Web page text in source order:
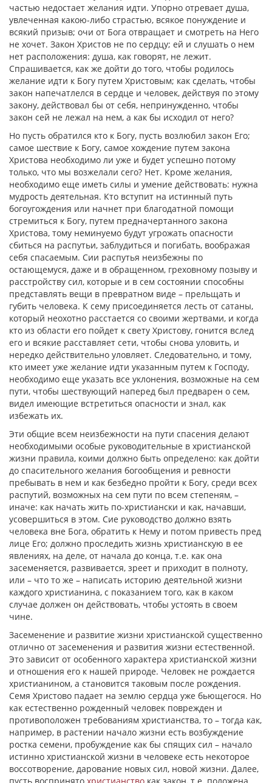
частью недостает желания идти. Упорно отревает душа,
увлеченная какою-либо страстью, всякое понуждение и
всякий призыв; очи от Бога отвращает и смотреть на Него
не хочет. Закон Христов не по сердцу; ей и слушать о нем
нет расположения: душа, как говорят, не лежит.
Спрашивается, как же дойти до того, чтобы родилось
желание идти к Богу путем Христовым; как сделать, чтобы
закон напечатлелся в сердце и человек, действуя по этому
закону, действовал бы от себя, непринужденно, чтобы
закон сей не лежал на нем, а как бы исходил от него?
Но пусть обратился кто к Богу, пусть возлюбил закон Его;
самое шествие к Богу, самое хождение путем закона
Христова необходимо ли уже и будет успешно потому
только, что мы возжелали сего? Нет. Кроме желания,
необходимо еще иметь силы и умение действовать: нужна
мудрость деятельная. Кто вступит на истинный путь
богоугождения или начнет при благодатной помощи
стремиться к Богу, путем предначертанного закона
Христова, тому неминуемо будут угрожать опасности
сбиться на распутьи, заблудиться и погибать, воображая
себя спасаемым. Сии распутья неизбежны по
остающемуся, даже и в обращенном, греховному позыву и
расстройству сил, которые и в сем состоянии способны
представлять вещи в превратном виде – прельщать и
губить человека. К сему присоединяется лесть от сатаны,
который неохотно расстается со своими жертвами, и когда
кто из области его пойдет к свету Христову, гонится вслед
его и всякие расставляет сети, чтобы снова уловить, и
нередко действительно уловляет. Следовательно, и тому,
кто имеет уже желание идти указанным путем к Господу,
необходимо еще указать все уклонения, возможные на сем
пути, чтобы шествующий наперед был предварен о сем,
видел имеющие встретиться опасности и знал, как
избежать их.
Эти общие всем неизбежности на пути спасения делают
необходимыми особые руководительные в христианской
жизни правила, коими должно быть определено: как дойти
до спасительного желания богообщения и ревности
пребывать в нем и как безбедно пройти к Богу, среди всех
распутий, возможных на сем пути по всем степеням, –
иначе: как начать жить по-христиански и как, начавши,
усовершиться в этом. Сие руководство должно взять
человека вне Бога, обратить к Нему и потом привесть пред
лице Его; должно проследить жизнь христианскую в ее
явлениях, на деле, от начала до конца, т.е. как она
засеменяется, развивается, зреет и приходит в полноту,
или – что то же – написать историю деятельной жизни
каждого христианина, с показанием того, как в каком
случае должен он действовать, чтобы устоять в своем
чине.
Засеменение и развитие жизни христианской существенно
отлично от засеменения и развития жизни естественной.
Это зависит от особенного характера христианской жизни
и отношения его к нашей природе. Человек не рождается
христианином, а становится таковым после рождения.
Семя Христово падает на землю сердца уже бьющегося. Но
как естественно рожденный человек поврежден и
противоположен требованиям христианства, то – тогда как,
например, в растении начало жизни есть возбуждение
ростка семени, пробуждение как бы спящих сил – начало
истинно христианской жизни в человеке есть некоторое
воссотворение, дарование новых сил, новой жизни. Далее,